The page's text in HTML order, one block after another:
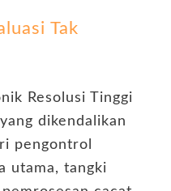
Tak
Resolusi Tinggi
dikendalikan
pengontrol
utama, tangki